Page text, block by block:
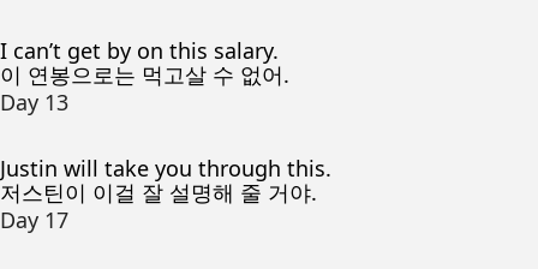
I can’t get by on this salary.
이 연봉으로는 먹고살 수 없어.
Day 13
Justin will take you through this.
저스틴이 이걸 잘 설명해 줄 거야.
Day 17